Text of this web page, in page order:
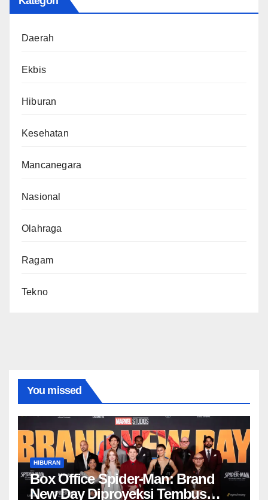
Daerah
Ekbis
Hiburan
Kesehatan
Mancanegara
Nasional
Olahraga
Ragam
Tekno
You missed
HIBURAN
Box Office Spider-Man: Brand
New Day Diproyeksi Tembus